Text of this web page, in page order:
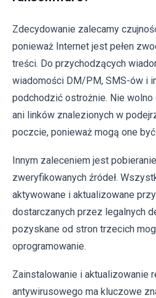
Zdecydowanie zalecamy
ponieważ Internet jest pełen
treści. Do przychodzących
wiadomości DM/PM, SMS-ów i
podchodzić ostrożnie. Nie wolno
ani linków znalezionych w
poczcie, ponieważ mogą one
Innym zaleceniem jest
zweryfikowanych źródeł.
aktywowane i aktualizowane
dostarczanych przez legalnych
pozyskane od stron trzecich
oprogramowanie.
Zainstalowanie i aktualizowanie
antywirusowego ma kluczowe